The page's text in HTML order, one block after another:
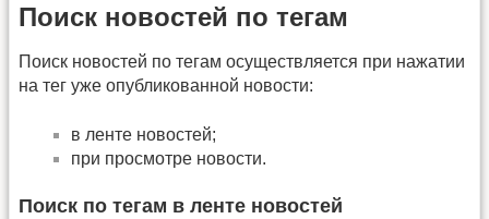
Поиск новостей по тегам
Поиск новостей по тегам осуществляется при нажатии
на тег уже опубликованной новости:
в ленте новостей;
при просмотре новости.
Поиск по тегам в ленте новостей